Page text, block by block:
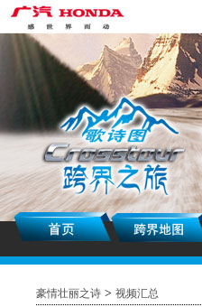
豪情壮丽之诗> 视频汇总